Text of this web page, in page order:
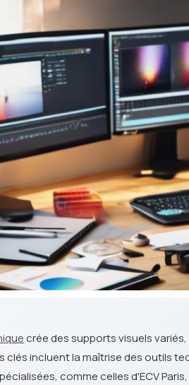
crée des supports visuels
clés incluent la maîtrise des outils
comme celles d'ECV